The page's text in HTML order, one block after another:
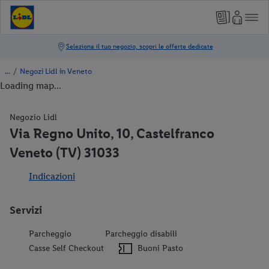
/ Negozi Lidl in Veneto
Loading map...
Negozio Lidl
Via Regno Unito, 10, Castelfranco
Veneto (TV) 31033
Indicazioni
Servizi
Parcheggio
Parcheggio disabili
Casse Self Checkout
Buoni Pasto